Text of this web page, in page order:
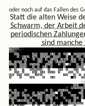
oder noch auf das Fallen des
Statt die alten Weise
Schwarm, der Arbeit
periodischen
sind manche